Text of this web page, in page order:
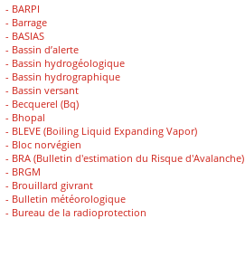
- BARPI
- Barrage
- BASIAS
- Bassin d’alerte
- Bassin hydrogéologique
- Bassin hydrographique
- Bassin versant
- Becquerel (Bq)
- Bhopal
- BLEVE (Boiling Liquid Expanding Vapor)
- Bloc norvégien
- BRA (Bulletin d'estimation du Risque d'Avalanche)
- BRGM
- Brouillard givrant
- Bulletin météorologique
- Bureau de la radioprotection